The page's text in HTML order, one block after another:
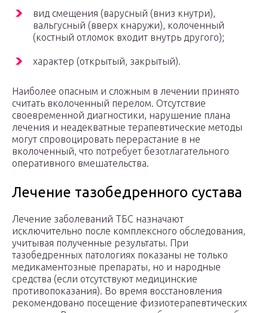
вид смещения (варусный (вниз кнутри),
вальгусный (вверх кнаружи), колоченный
(костный отломок входит внутрь другого);
характер (открытый, закрытый).
Наиболее опасным и сложным в лечении принято
считать вколоченный перелом. Отсутствие
своевременной диагностики, нарушение плана
лечения и неадекватные терапевтические методы
могут спровоцировать перерастание в не
вколоченный, что потребует безотлагательного
оперативного вмешательства.
Лечение тазобедренного сустава
Лечение заболеваний ТБС назначают
исключительно после комплексного обследования,
учитывая полученные результаты. При
тазобедренных патологиях показаны не только
медикаментозные препараты, но и народные
средства (если отсутствуют медицинские
противопоказания). Во время восстановления
рекомендовано посещение физиотерапевтических